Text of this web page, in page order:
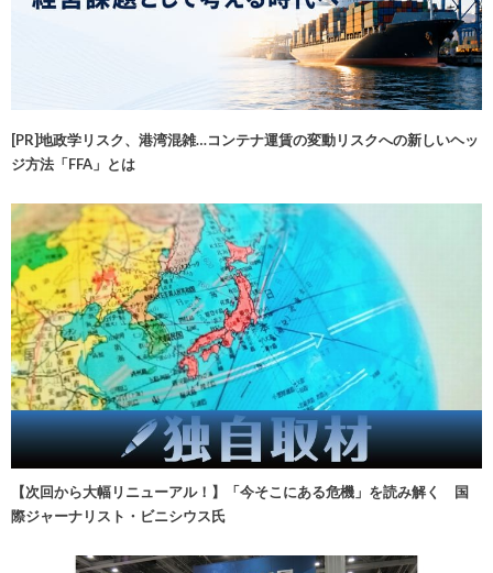
[PR]地政学リスク、港湾混雑…コンテナ運賃の変動リスクへの新しいヘッ
ジ方法「FFA」とは
【次回から大幅リニューアル！】「今そこにある危機」を読み解く 国
際ジャーナリスト・ビニシウス氏